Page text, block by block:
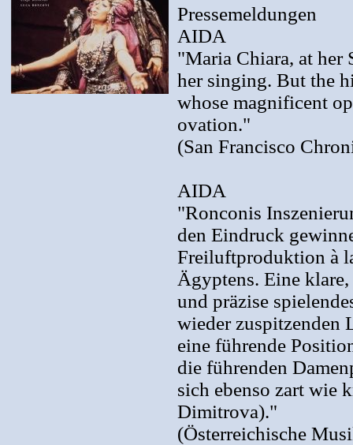
Pressemeldungen
AIDA
"Maria Chiara, at her
her singing. But the
whose magnificent
ovation."
(San Francisco
AIDA
"Ronconis
den Eindruck
Freiluftproduktion à
Ägyptens. Eine
und präzise
wieder zuspitzenden
eine führende
die führenden
sich ebenso zart wie
Dimitrova)."
(Österreichische